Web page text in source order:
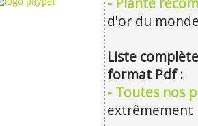
d'or du
Liste
format Pdf :
- Toutes nos
extrêmement